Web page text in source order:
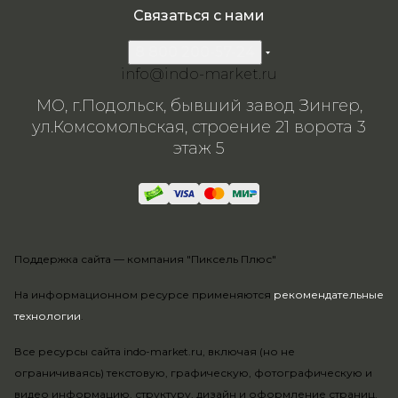
На информационном ресурсе применяются рекомендательные
технологии.
Все ресурсы сайта indo-market.ru, включая (но не
ограничиваясь) текстовую, графическую, фотографическую и
видео информацию, структуру, дизайн и оформление страниц,
Связаться с нами
info@indo-market.ru
МО, г.Подольск, бывший завод Зингер,
ул.Комсомольская, строение 21 ворота 3
этаж 5
Поддержка сайта — компания "Пиксель Плюс"